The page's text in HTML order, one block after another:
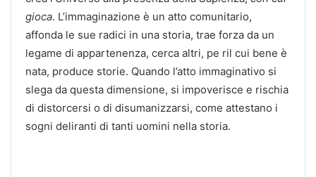
gioca. L’immaginazione è un atto comunitario,
affonda le sue radici in una storia, trae forza da un
legame di appartenenza, cerca altri, pe ril cui bene è
nata, produce storie. Quando l’atto immaginativo si
slega da questa dimensione, si impoverisce e rischia
di distorcersi o di disumanizzarsi, come attestano i
sogni deliranti di tanti uomini nella storia.